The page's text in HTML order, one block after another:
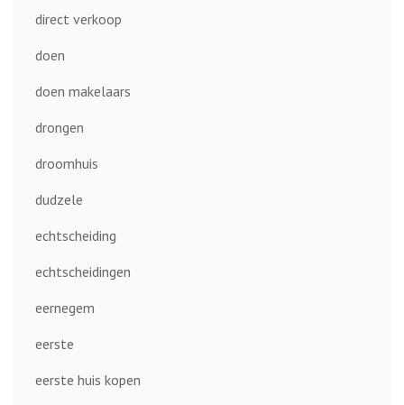
direct verkoop
doen
doen makelaars
drongen
droomhuis
dudzele
echtscheiding
echtscheidingen
eernegem
eerste
eerste huis kopen